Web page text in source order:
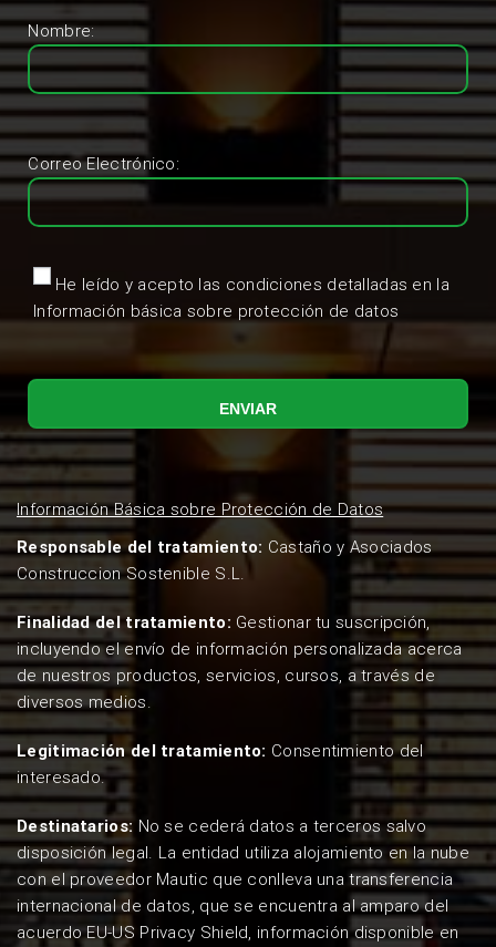
Nombre:
Correo Electrónico:
He leído y acepto las condiciones detalladas en la
Información básica sobre protección de datos
Información Básica sobre Protección de Datos
Responsable del tratamiento: Castaño y Asociados
Construccion Sostenible S.L.
Finalidad del tratamiento: Gestionar tu suscripción,
incluyendo el envío de información personalizada acerca
de nuestros productos, servicios, cursos, a través de
diversos medios.
Legitimación del tratamiento: Consentimiento del
interesado.
Destinatarios: No se cederá datos a terceros salvo
disposición legal. La entidad utiliza alojamiento en la nube
con el proveedor Mautic que conlleva una transferencia
internacional de datos, que se encuentra al amparo del
acuerdo EU-US Privacy Shield, información disponible en